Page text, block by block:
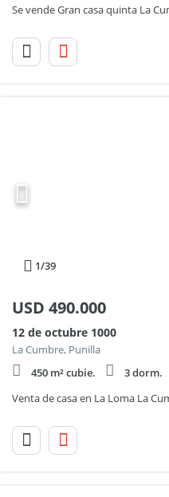
Se vende Gran casa quinta La
1/39
USD 490.000
12 de octubre 1000
La Cumbre, Punilla
450 m² cubie.
3 dorm.
Venta de casa en La Loma La